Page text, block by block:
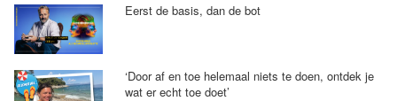
Eerst de basis, dan de bot
‘Door af en toe helemaal niets te doen, ontdek je
wat er echt toe doet’